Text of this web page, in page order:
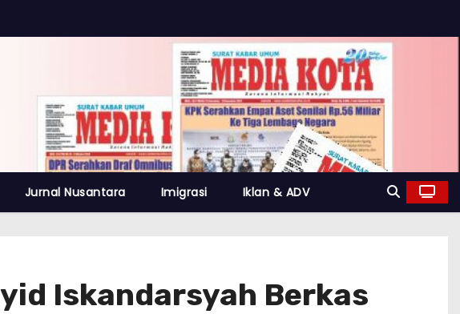
Jurnal Nusantara Imigrasi Iklan & ADV
Iskandarsyah Berkas